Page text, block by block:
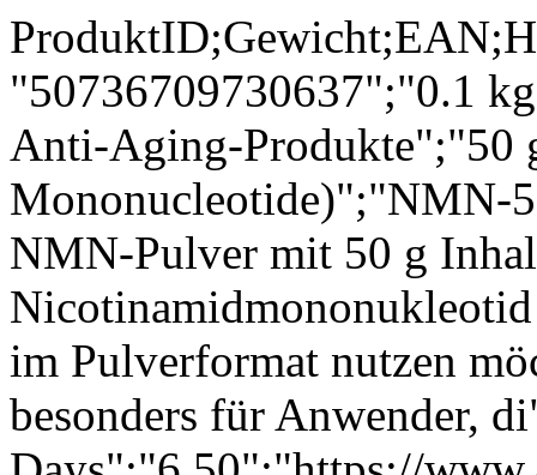
ProduktID;Gewicht;EAN;Hersteller;ProduktBezeichnung;ArtikelNroderHerstellerArtikelNr;Preis;ProduktLangBeschreibung;ProduktKurzBeschreibung;Lieferzeit;Versandkosten;Produktlink;FotoLink;Kategoriename "50736709730637";"0.1 kg";"0649812604930";"AFEGA® Anti-Aging-Produkte";"50 g NMN powder (Nicotinamide Mononucleotide)";"NMN-50-1";"42.9";"";"AFEGA® NMN-Pulver mit 50 g Inhalt ist für alle gedacht, die Nicotinamidmononukleotid flexibel dosieren und bewusst im Pulverformat nutzen möchten. Dieses Produkt eignet sich besonders für Anwender, di";"3-4 Days";"6.50";"https://www.afega.shop/en/products/nmn-pulver-50g?variant=50736709730637&utm_source=web&utm_medium=cpc&utm_campaign=guenstiger";"https://www.afega.shop/cdn/shop/files/afega-nmn-pulverbox.webp?v=1776354925&width=1000";"AFEGA® und UTHEVER®>ALL PRODUCTS>Bestseller>Energie & Stoffwechsel>NMN>NMN, NAD+ ...>pets/horses>Regeneration & Zellschutz>Sonderangebote>Vorsorge" "50736712417613";"0.12 kg";"0649812604954";"AFEGA® Anti-Aging-Produkte";"50 g NMN powder (100 capsules 500 mg each)";"NMN-60-K";"49.9";"";"AFEGA® NMN mit 500 mg pro Kapsel in einer Dose mit 100 Kapseln ist eine klare Kapselform für alle, die Nicotinamid-Mononukleotid einfach und ohne Pulver in ihre Routine integrieren